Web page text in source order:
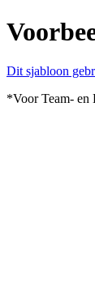
Dit sjabloon
*Voor Team- en